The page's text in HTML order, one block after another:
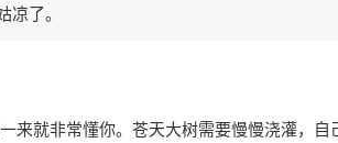
了。
来就非常懂你。苍天大树需要慢慢浇灌，自